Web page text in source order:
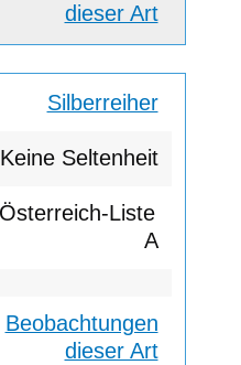
dieser Art
Silberreiher
Keine Seltenheit
A
Beobachtungen
dieser Art